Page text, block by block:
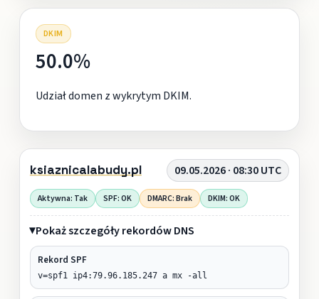
DKIM
50.0%
Udział domen z wykrytym DKIM.
ksiaznicalabudy.pl 09.05.2026 · 08:30 UTC
Aktywna: Tak SPF: OK DMARC: Brak DKIM: OK
Pokaż szczegóły rekordów DNS
Rekord SPF
v=spf1 ip4:79.96.185.247 a mx -all